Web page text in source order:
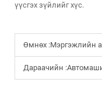
үүсгэх зүйлийг хүс.
Өмнөх :Мэргэжлийн аэрозоль
Дараачийн :Автомашиний гадаад